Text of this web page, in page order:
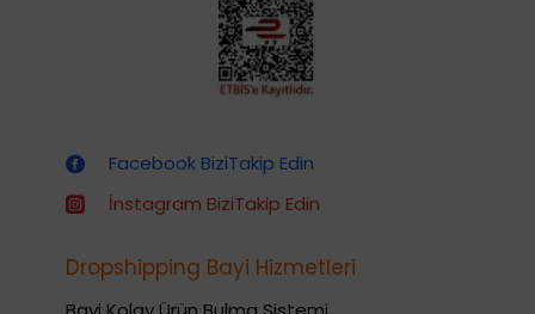
Facebook BiziTakip Edin
İnstagram BiziTakip Edin
Dropshipping Bayi Hizmetleri